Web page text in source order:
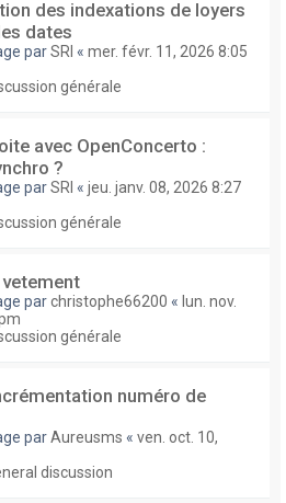
des indexations de loyers
dates
parSRI « mer. févr. 11, 2026 8:05
générale
avec OpenConcerto :
?
parSRI « jeu. janv. 08, 2026 8:27
générale
parchristophe66200 « lun. nov.
générale
numéro de
parAureusms « ven. oct. 10,
discussion